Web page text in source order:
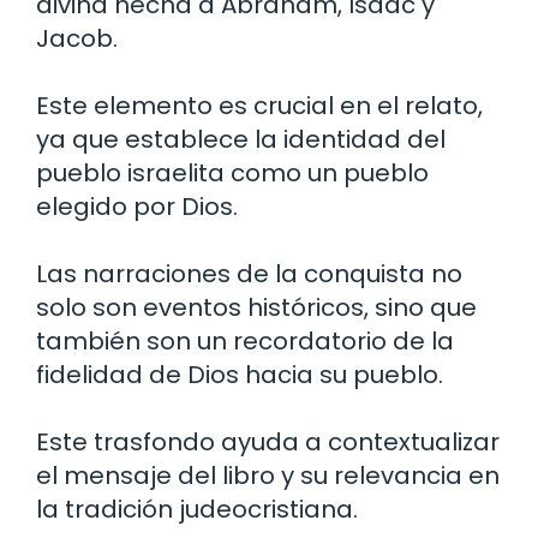
Jacob.
Este elemento es crucial en el relato,
ya que establece la identidad del
pueblo israelita como un pueblo
elegido por Dios.
Las narraciones de la conquista no
solo son eventos históricos, sino que
también son un recordatorio de la
fidelidad de Dios hacia su pueblo.
Este trasfondo ayuda a contextualizar
el mensaje del libro y su relevancia en
la tradición judeocristiana.